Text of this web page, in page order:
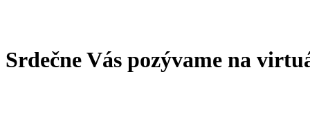
Srdečne Vás pozývame na